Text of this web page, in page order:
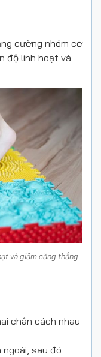
cường nhóm cơ
độ linh hoạt và
và giảm căng thẳng
chân cách nhau
ngoài, sau đó